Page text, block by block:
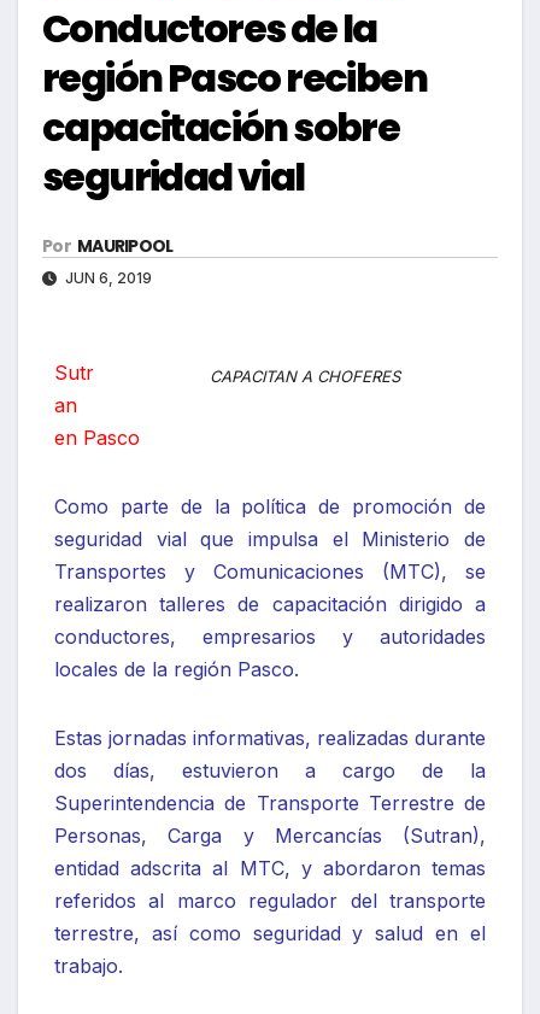
Conductores de la
región Pasco reciben
capacitación sobre
seguridad vial
Por MAURIPOOL
JUN 6, 2019
CAPACITAN A CHOFERES
Sutr
an
en Pasco
Como parte de la política de promoción de
seguridad vial que impulsa el Ministerio de
Transportes y Comunicaciones (MTC), se
realizaron talleres de capacitación dirigido a
conductores, empresarios y autoridades
locales de la región Pasco.
Estas jornadas informativas, realizadas durante
dos días, estuvieron a cargo de la
Superintendencia de Transporte Terrestre de
Personas, Carga y Mercancías (Sutran),
entidad adscrita al MTC, y abordaron temas
referidos al marco regulador del transporte
terrestre, así como seguridad y salud en el
trabajo.